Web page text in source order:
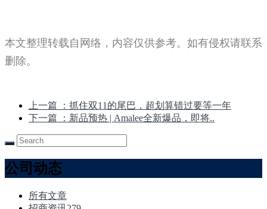
本文整理转载自网络，内容仅供参考。如有侵权请联系
删除。
上一篇
：抓住双11的尾巴，超划算错过要等一年
下一篇
：新品预热 | Amalee全新爆品，即将..
公司动态
所有文章